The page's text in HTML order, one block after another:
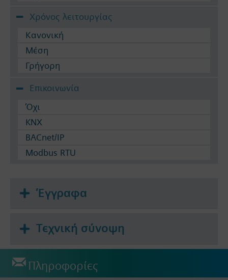
Χρόνος λειτουργίας
Κανονική
Μέση
Γρήγορη
Επικοινωνία
Όχι
KNX
BACnet/IP
Modbus RTU
Έγγραφα
Τεχνική σύνοψη
Πληροφορίες